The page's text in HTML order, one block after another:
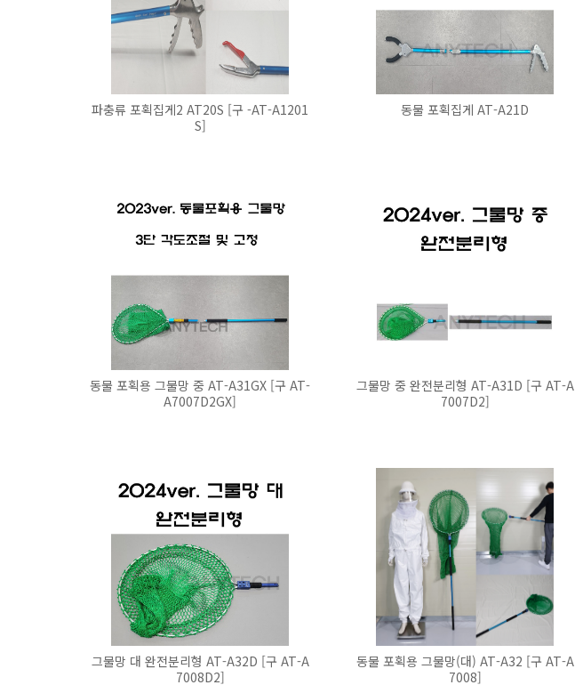
파충류 포획집게2 AT20S [구 -AT-A1201
S]
동물 포획집게 AT-A21D
동물 포획용 그물망 중 AT-A31GX [구 AT-
A7007D2GX]
그물망 중 완전분리형 AT-A31D [구 AT-A
7007D2]
그물망 대 완전분리형 AT-A32D [구 AT-A
7008D2]
동물 포획용 그물망(대) AT-A32 [구 AT-A
7008]